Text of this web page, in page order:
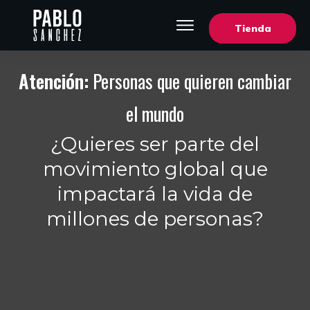
Tienda
Atención: Personas que quieren cambiar
el mundo
¿Quieres ser parte del
movimiento global que
impactará la vida de
millones de personas?